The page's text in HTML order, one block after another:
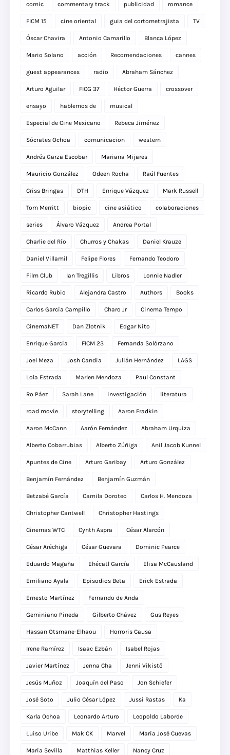
comic commentary track publicidad romance
FICM 15 cine oriental guia del cortometrajista TV
Óscar Chavira Antonio Camarillo Blanca López
Mario Solano acción Recomendaciones cannes
guest appearances radio Abraham Sánchez
Arturo Aguilar FICG 37 Héctor Guerra crossover
ensayo hablemos de musical
Especial de Cine Mexicano Rebeca Jiménez
Sócrates Ochoa comunicacion western
Andrés Garza Escobar Mariana Mijares
Mauricio González Odeen Rocha Raúl Fuentes
Criss Bringas DTH Enrique Vázquez Mark Russell
Tom Merritt biopic cine asiático colaboraciones
series Álvaro Vázquez Andrea Portal
Charlie del Río Churros y Chakas Daniel Krauze
Daniel Villamil Felipe Flores Fernando Teodoro
Film Club Ian Tregillis Libros Lonnie Nadler
Ricardo Rubio Alejandra Castro Authors Books
Carlos García Campillo Charo Jr Cinema Tempo
CinemaNET Dan Zlotnik Edgar Nito
Enrique García FICM 23 Fernanda Solórzano
Joel Meza Josh Candia Julián Hernández LAGS
Lola Estrada Marlen Mendoza Paul Constant
Ro Páez Sarah Lane investigación literatura
road movie storytelling Aaron Fradkin
Aaron McCann Aarón Fernández Abraham Urquiza
Alberto Cobarrubias Alberto Zúñiga Anil Jacob Kunnel
Apuntes de Cine Arturo Garibay Arturo González
Benjamín Fernández Benjamín Guzmán
Betzabé García Camila Doroteo Carlos H. Mendoza
Christopher Cantwell Christopher Hastings
Cinemas WTC Cynth Aspra César Alarcón
César Aréchiga César Guevara Dominic Pearce
Eduardo Magaña Ehécatl García Elisa McCausland
Emiliano Ayala Episodios Beta Erick Estrada
Ernesto Martínez Fernando de Anda
Geminiano Pineda Gilberto Chávez Gus Reyes
Hassan Otsmane-Elhaou Horroris Causa
Irene Ramírez Isaac Ezbán Isabel Rojas
Javier Martínez Jenna Cha Jenni Vikistö
Jesús Muñoz Joaquín del Paso Jon Schiefer
José Soto Julio César López Jussi Rastas Ka
Karla Ochoa Leonardo Arturo Leopoldo Laborde
Luiso Uribe Mak CK Marvel María José Cuevas
María Sevilla Matthias Keller Nancy Cruz